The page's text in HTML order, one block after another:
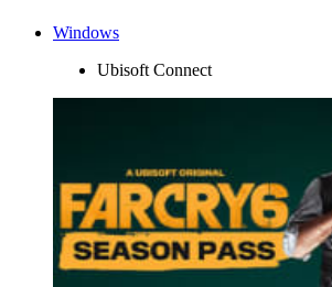
Windows
Ubisoft Connect